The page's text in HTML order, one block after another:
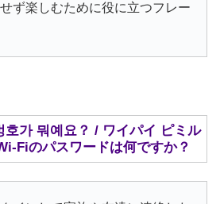
ず楽しむために役に立つフレー
호가 뭐예요？ / ワイパイ ピミル
Fiのパスワードは何ですか？